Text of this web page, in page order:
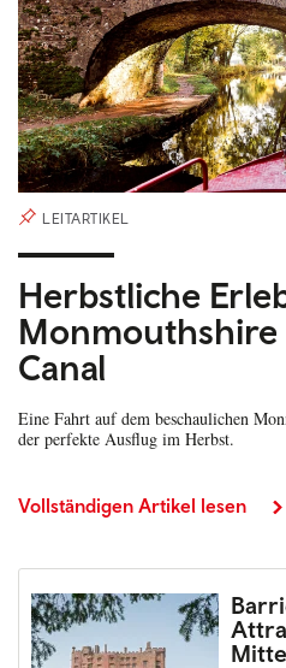
LEITARTIKEL
Herbstliche
Monmouthshire
Canal
Eine Fahrt auf dem beschaulichen
der perfekte Ausflug im Herbst.
Vollständigen Artikel lesen